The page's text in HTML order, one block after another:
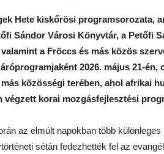
Hete kiskőrösi programsorozata,
Sándor Városi Könyvtár, a Petőfi
a Fröccs és más közös
2026. május 21-
közösségi terében, ahol afrikai
végzett korai mozgásfejlesztési
az elmúlt napokban több
sétán fedezhették fel az